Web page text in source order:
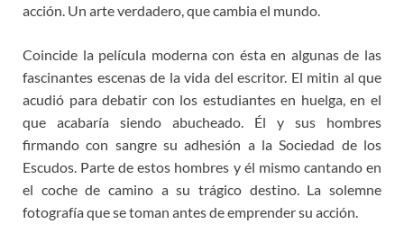
acción. Un arte verdadero, que cambia el mundo.
Coincide la película moderna con ésta en algunas de las
fascinantes escenas de la vida del escritor. El mitin al que
acudió para debatir con los estudiantes en huelga, en el
que acabaría siendo abucheado. Él y sus hombres
firmando con sangre su adhesión a la Sociedad de los
Escudos. Parte de estos hombres y él mismo cantando en
el coche de camino a su trágico destino. La solemne
fotografía que se toman antes de emprender su acción.